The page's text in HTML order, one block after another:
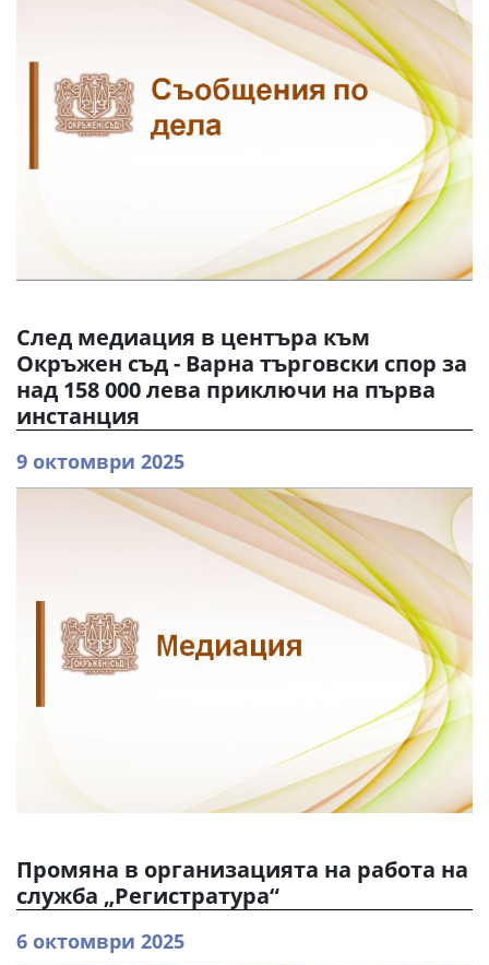
След медиация в центъра към
Окръжен съд - Варна търговски спор за
над 158 000 лева приключи на първа
инстанция
9 октомври 2025
Промяна в организацията на работа на
служба „Регистратура“
6 октомври 2025